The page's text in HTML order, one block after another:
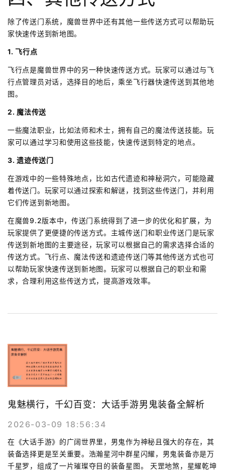
除了传送门系统，魔兽世界中还有其他一些传送方式可以帮助玩
家快速传送到新地图。
1. 飞行点
飞行点是魔兽世界中的另一种快速传送方式。玩家可以通过与飞
行点管理员对话，选择目的地后，乘坐飞行器快速传送到其他地
图。
2. 魔法传送
一些魔法职业，比如法师和术士，拥有自己的魔法传送技能。玩
家可以通过学习和使用这些技能，快速传送到特定的地点。
3. 遗迹传送门
在游戏中的一些特殊地点，比如古代遗迹和神秘洞穴，可能隐藏
着传送门。玩家可以通过探索和解谜，找到这些传送门，并利用
它们传送到新地图。
在魔兽9.2版本中，传送门系统得到了进一步的优化和扩展，为
玩家提供了更便捷的传送方式。主城传送门和职业传送门是玩家
传送到新地图的主要途径，玩家可以根据自己的需求选择合适的
传送方式。飞行点、魔法传送和遗迹传送门等其他传送方式也可
以帮助玩家快速传送到新地图。玩家可以根据自己的职业和需
求，合理利用这些传送方式，提高游戏效率。
鬼魅横行，千幻百变：大话手游男鬼装备全解析
2026-03-09 18:56:34
在《大话手游》的广阔世界里，男鬼作为神秘且强大的存在，其
装备选择更是至关重要。浩瀚星河中群星闪耀，男鬼装备亦是万
千星罗，组成了一片璀璨夺目的装备星图。 天罡地煞，星耀乾坤